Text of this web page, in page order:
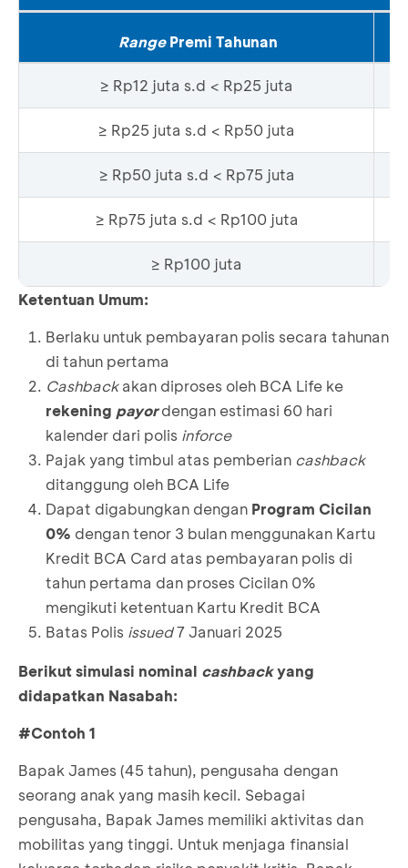
RangePremi Tahunan
≥ Rp12 juta s.d < Rp25 juta
≥ Rp25 juta s.d < Rp50 juta
≥ Rp50 juta s.d < Rp75 juta
≥ Rp75 juta s.d < Rp100 juta
≥ Rp100 juta
Ketentuan Umum:
Berlaku untuk pembayaran polis secara tahunan
di tahun pertama
Cashbackakan diproses oleh BCA Life ke
rekening payordengan estimasi 60 hari
kalender dari polis inforce
Pajak yang timbul atas pemberian cashback
ditanggung oleh BCA Life
Dapat digabungkan dengan Program Cicilan
0% dengan tenor 3 bulan menggunakan Kartu
Kredit BCA Card atas pembayaran polis di
tahun pertama dan proses Cicilan 0%
mengikuti ketentuan Kartu Kredit BCA
Batas Polis issued7 Januari 2025
Berikut simulasi nominal cashbackyang
didapatkan Nasabah:
#Contoh 1
Bapak James (45 tahun), pengusaha dengan
seorang anak yang masih kecil. Sebagai
pengusaha, Bapak James memiliki aktivitas dan
mobilitas yang tinggi. Untuk menjaga finansial